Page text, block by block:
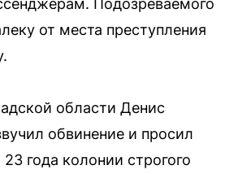
Подозреваемого
от места преступления
области Денис
обвинение и просил
года колонии строгого